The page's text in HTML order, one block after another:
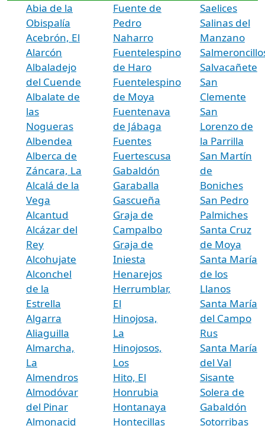
Abia de la
Obispalía
Acebrón, El
Alarcón
Albaladejo
del Cuende
Albalate de
las
Nogueras
Albendea
Alberca de
Záncara, La
Alcalá de la
Vega
Alcantud
Alcázar del
Rey
Alcohujate
Alconchel
de la
Estrella
Algarra
Aliaguilla
Almarcha,
La
Almendros
Almodóvar
del Pinar
Almonacid
Fuente de
Pedro
Naharro
Fuentelespino
de Haro
Fuentelespino
de Moya
Fuentenava
de Jábaga
Fuentes
Fuertescusa
Gabaldón
Garaballa
Gascueña
Graja de
Campalbo
Graja de
Iniesta
Henarejos
Herrumblar,
El
Hinojosa,
La
Hinojosos,
Los
Hito, El
Honrubia
Hontanaya
Hontecillas
Saelices
Salinas del
Manzano
Salvacañete
San
Clemente
San
Lorenzo de
la Parrilla
San Martín
de
Boniches
San Pedro
Palmiches
Santa Cruz
de Moya
Santa María
de los
Llanos
Santa María
del Campo
Rus
Santa María
del Val
Sisante
Solera de
Gabaldón
Sotorribas